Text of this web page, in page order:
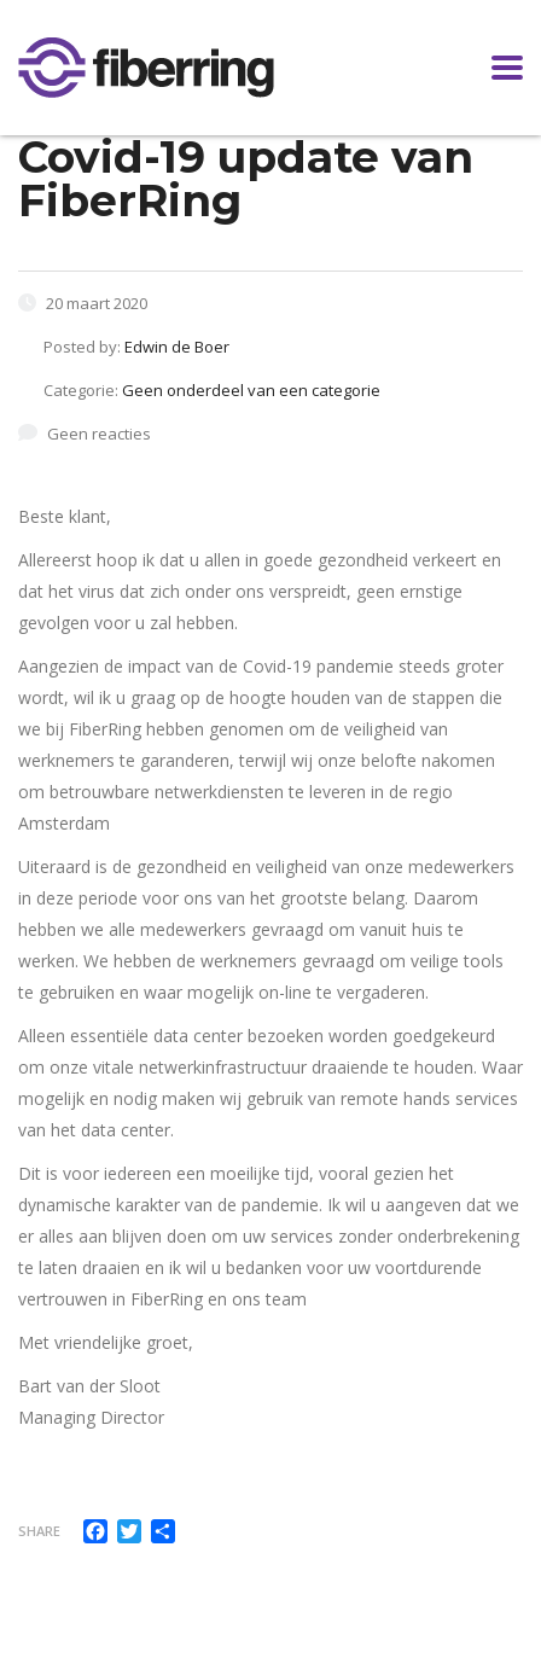
Covid-19 update van
FiberRing
20 maart 2020
Posted by: Edwin de Boer
Categorie: Geen onderdeel van een categorie
Geen reacties
Beste klant,
Allereerst hoop ik dat u allen in goede gezondheid verkeert en
dat het virus dat zich onder ons verspreidt, geen ernstige
gevolgen voor u zal hebben.
Aangezien de impact van de Covid-19 pandemie steeds groter
wordt, wil ik u graag op de hoogte houden van de stappen die
we bij FiberRing hebben genomen om de veiligheid van
werknemers te garanderen, terwijl wij onze belofte nakomen
om betrouwbare netwerkdiensten te leveren in de regio
Amsterdam
Uiteraard is de gezondheid en veiligheid van onze medewerkers
in deze periode voor ons van het grootste belang. Daarom
hebben we alle medewerkers gevraagd om vanuit huis te
werken. We hebben de werknemers gevraagd om veilige tools
te gebruiken en waar mogelijk on-line te vergaderen.
Alleen essentiële data center bezoeken worden goedgekeurd
om onze vitale netwerkinfrastructuur draaiende te houden. Waar
mogelijk en nodig maken wij gebruik van remote hands services
van het data center.
Dit is voor iedereen een moeilijke tijd, vooral gezien het
dynamische karakter van de pandemie. Ik wil u aangeven dat we
er alles aan blijven doen om uw services zonder onderbrekening
te laten draaien en ik wil u bedanken voor uw voortdurende
vertrouwen in FiberRing en ons team
Met vriendelijke groet,
Bart van der Sloot
Managing Director
SHARE Facebook
Twitter